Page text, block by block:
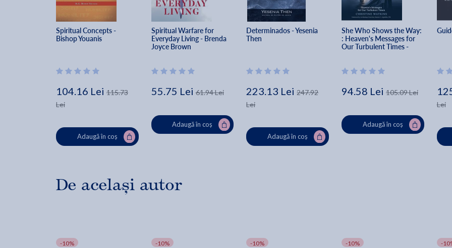
Spiritual Concepts -
Bishop Youanis
104.16 Lei 115.73
Lei
Adaugă în coș
Spiritual Warfare for
Everyday Living - Brenda
Joyce Brown
55.75 Lei 61.94 Lei
Adaugă în coș
Determinados - Yesenia
Then
223.13 Lei 247.92
Lei
Adaugă în coș
She Who Shows the Way:
: Heaven's Messages for
Our Turbulent Times -
94.58 Lei 105.09 Lei
Adaugă în coș
Lei
De același autor
-10% -10% -10% -10% -